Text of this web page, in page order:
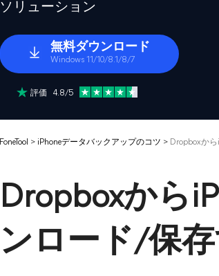
ソリューション
無料ダウンロード
Windows 11/10/8.1/8/7
評価 4.8/5
FoneTool > iPhoneデータバックアップのコツ > Dropboxか
Dropboxから
ンロード/保